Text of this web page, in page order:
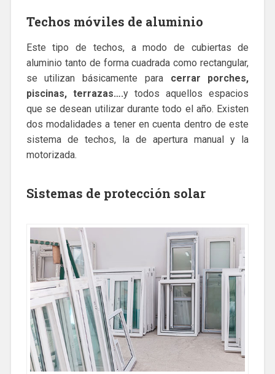
Techos móviles de aluminio
Este tipo de techos, a modo de cubiertas de
aluminio tanto de forma cuadrada como rectangular,
se utilizan básicamente para cerrar porches,
piscinas, terrazas….y todos aquellos espacios
que se desean utilizar durante todo el año. Existen
dos modalidades a tener en cuenta dentro de este
sistema de techos, la de apertura manual y la
motorizada.
Sistemas de protección solar